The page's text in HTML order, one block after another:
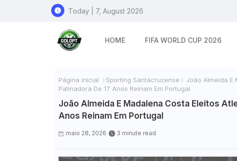
Today | 7, August 2026
HOME FIFA WORLD CUP 2026
Página inicial Sporting Santacruzense
João Almeida E
Patinadora De 17 Anos Reinam Em Portugal
João Almeida E Madalena Costa Eleitos
Anos Reinam Em Portugal
maio 28, 2026 3 minute read